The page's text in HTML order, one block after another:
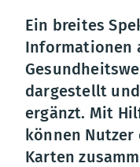
Ein breites
Informationen
dargestellt
ergänzt. Mit
können Nutzer
Karten